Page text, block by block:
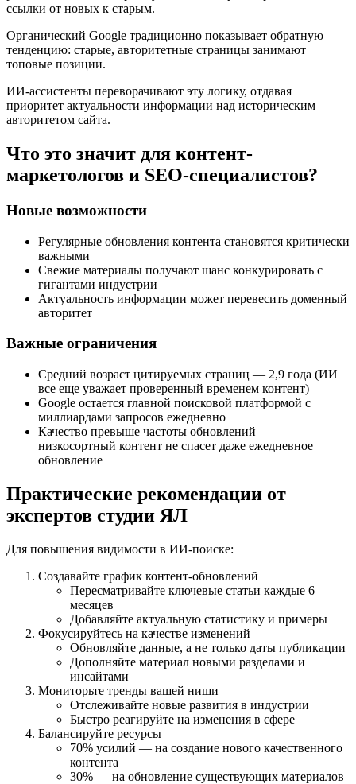
ссылки от новых к старым.
Органический Google традиционно показывает обратную
тенденцию: старые, авторитетные страницы занимают
топовые позиции.
ИИ-ассистенты переворачивают эту логику, отдавая
приоритет актуальности информации над историческим
авторитетом сайта.
Что это значит для контент-
маркетологов и SEO-специалистов?
Новые возможности
Регулярные обновления контента становятся критически
важными
Свежие материалы получают шанс конкурировать с
гигантами индустрии
Актуальность информации может перевесить доменный
авторитет
Важные ограничения
Средний возраст цитируемых страниц — 2,9 года (ИИ
все еще уважает проверенный временем контент)
Google остается главной поисковой платформой с
миллиардами запросов ежедневно
Качество превыше частоты обновлений —
низкосортный контент не спасет даже ежедневное
обновление
Практические рекомендации от
экспертов студии ЯЛ
Для повышения видимости в ИИ-поиске:
Создавайте график контент-обновлений
Пересматривайте ключевые статьи каждые 6
месяцев
Добавляйте актуальную статистику и примеры
Фокусируйтесь на качестве изменений
Обновляйте данные, а не только даты публикации
Дополняйте материал новыми разделами и
инсайтами
Мониторьте тренды вашей ниши
Отслеживайте новые развития в индустрии
Быстро реагируйте на изменения в сфере
Балансируйте ресурсы
70% усилий — на создание нового качественного
контента
30% — на обновление существующих материалов